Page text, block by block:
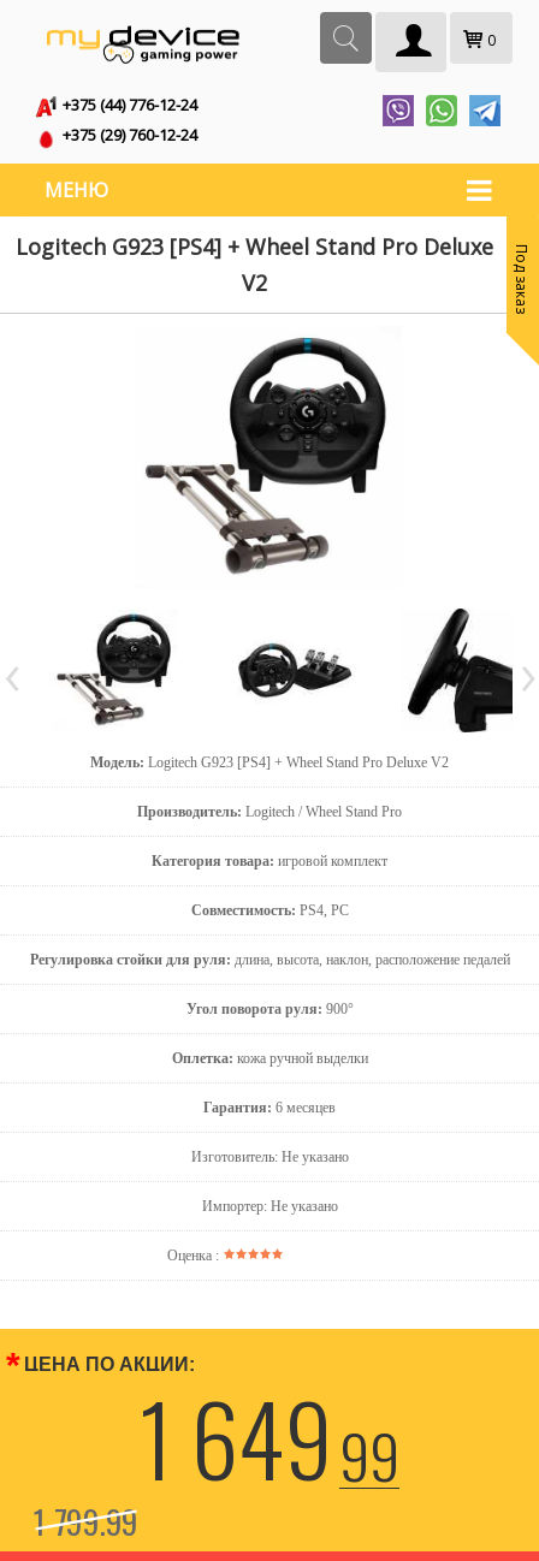
0
+375 (44) 776-12-24
+375 (29) 760-12-24
МЕНЮ
Logitech G923 [PS4] + Wheel Stand Pro Deluxe
V2
Модель: Logitech G923 [PS4] + Wheel Stand Pro Deluxe V2
Производитель: Logitech / Wheel Stand Pro
Категория товара: игровой комплект
Совместимость: PS4, PC
Регулировка стойки для руля: длина, высота, наклон, расположение педалей
Угол поворота руля: 900°
Оплетка: кожа ручной выделки
Гарантия: 6 месяцев
Изготовитель: Не указано
Импортер: Не указано
Оценка :
Под заказ
* ЦЕНА ПО АКЦИИ:
1 64999
1 79999